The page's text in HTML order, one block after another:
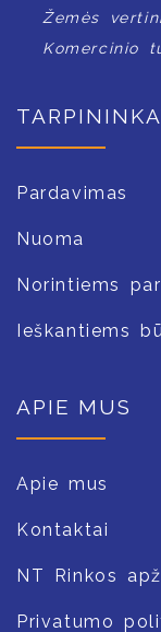
Žemės
Komercinio
Pardavimas
Nuoma
Norintiems
Ieškantiems
APIE MUS
Apie mus
Kontaktai
NT Rinkos
Privatumo